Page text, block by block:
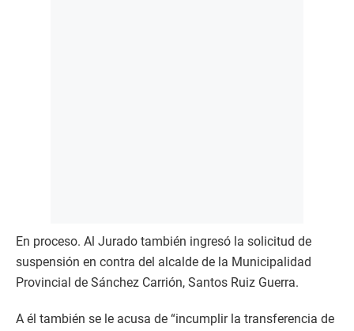
En proceso. Al Jurado también ingresó la solicitud de
suspensión en contra del alcalde de la Municipalidad
Provincial de Sánchez Carrión, Santos Ruiz Guerra.
A él también se le acusa de “incumplir la transferencia de